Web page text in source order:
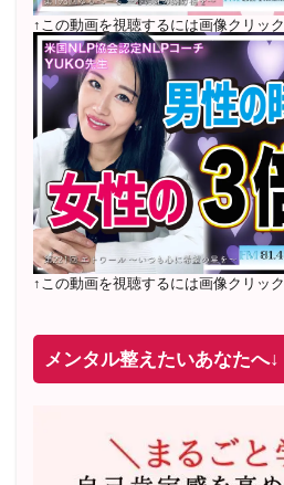
↑この動画を視聴するには画像クリック
↑この動画を視聴するには画像クリック
メンタル整えたいあなたへ↓